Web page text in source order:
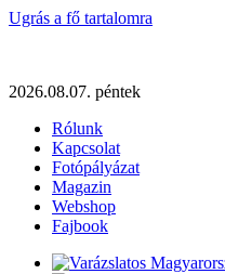
Ugrás a fő tartalomra
2026.08.07. péntek
Rólunk
Kapcsolat
Fotópályázat
Magazin
Webshop
Fajbook